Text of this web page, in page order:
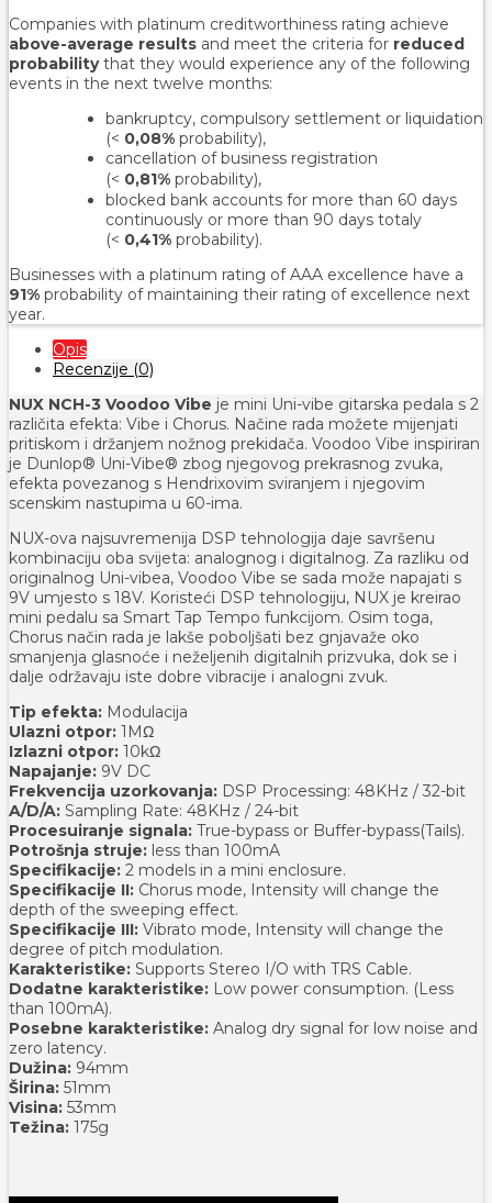
Companies with platinum creditworthiness rating achieve
above-average results and meet the criteria for reduced
probabilitythat they would experience any of the following
events in the next twelve months:
bankruptcy, compulsory settlement or liquidation
(< 0,08% probability),
cancellation of business registration
(< 0,81% probability),
blocked bank accounts for more than 60 days
continuously or more than 90 days totaly
(< 0,41% probability).
Businesses with a platinum rating of AAA excellence have a
91% probability of maintaining their rating of excellence next
year.
Opis
Recenzije (0)
NUX NCH-3 Voodoo Vibe je mini Uni-vibe gitarska pedala s 2
različita efekta: Vibe i Chorus. Načine rada možete mijenjati
pritiskom i držanjem nožnog prekidača. Voodoo Vibe inspiriran
je Dunlop® Uni-Vibe® zbog njegovog prekrasnog zvuka,
efekta povezanog s Hendrixovim sviranjem i njegovim
scenskim nastupima u 60-ima.
NUX-ova najsuvremenija DSP tehnologija daje savršenu
kombinaciju oba svijeta: analognog i digitalnog. Za razliku od
originalnog Uni-vibea, Voodoo Vibe se sada može napajati s
9V umjesto s 18V. Koristeći DSP tehnologiju, NUX je kreirao
mini pedalu sa Smart Tap Tempo funkcijom. Osim toga,
Chorus način rada je lakše poboljšati bez gnjavaže oko
smanjenja glasnoće i neželjenih digitalnih prizvuka, dok se i
dalje održavaju iste dobre vibracije i analogni zvuk.
Tip efekta: Modulacija
Ulazni otpor: 1MΩ
Izlazni otpor: 10kΩ
Napajanje: 9V DC
Frekvencija uzorkovanja: DSP Processing: 48KHz / 32-bit
A/D/A: Sampling Rate: 48KHz / 24-bit
Procesuiranje signala: True-bypass or Buffer-bypass(Tails).
Potrošnja struje: less than 100mA
Specifikacije: 2 models in a mini enclosure.
Specifikacije II: Chorus mode, Intensity will change the
depth of the sweeping effect.
Specifikacije III: Vibrato mode, Intensity will change the
degree of pitch modulation.
Karakteristike: Supports Stereo I/O with TRS Cable.
Dodatne karakteristike: Low power consumption. (Less
than 100mA).
Posebne karakteristike: Analog dry signal for low noise and
zero latency.
Dužina: 94mm
Širina: 51mm
Visina: 53mm
Težina: 175g